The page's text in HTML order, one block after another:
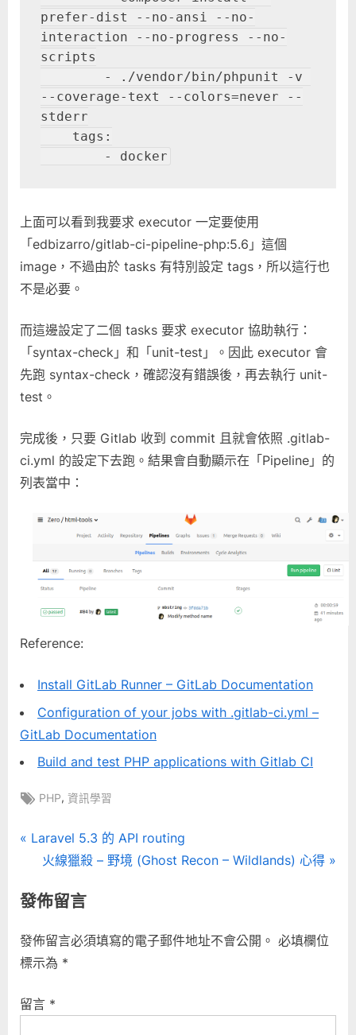
prefer-dist --no-ansi --no-
interaction --no-progress --no-
scripts
--coverage-text --colors=never --
stderr
        - docker
上面可以看到我要求 executor 一定要使用
「edbizarro/gitlab-ci-pipeline-php:5.6」這個
image，不過由於 tasks 有特別設定 tags，所以這行也
不是必要。
而這邊設定了二個 tasks 要求 executor 協助執行：
「syntax-check」和「unit-test」。因此 executor 會
先跑 syntax-check，確認沒有錯誤後，再去執行 unit-
test。
完成後，只要 Gitlab 收到 commit 且就會依照 .gitlab-
ci.yml 的設定下去跑。結果會自動顯示在「Pipeline」的
列表當中：
Reference:
Install GitLab Runner – GitLab Documentation
Configuration of your jobs with .gitlab-ci.yml –
GitLab Documentation
Build and test PHP applications with Gitlab CI
Tags:
PHP,資訊學習
文
導
覽
P
v
o
u
P
Laravel 5.3 的 API routing
N
x
P
o
t
火線獵殺 – 野境 (Ghost Recon – Wildlands) 心得
發佈留言
發佈留言必須填寫的電子郵件地址不會公開。 必填欄位
標示為 *
留言 *